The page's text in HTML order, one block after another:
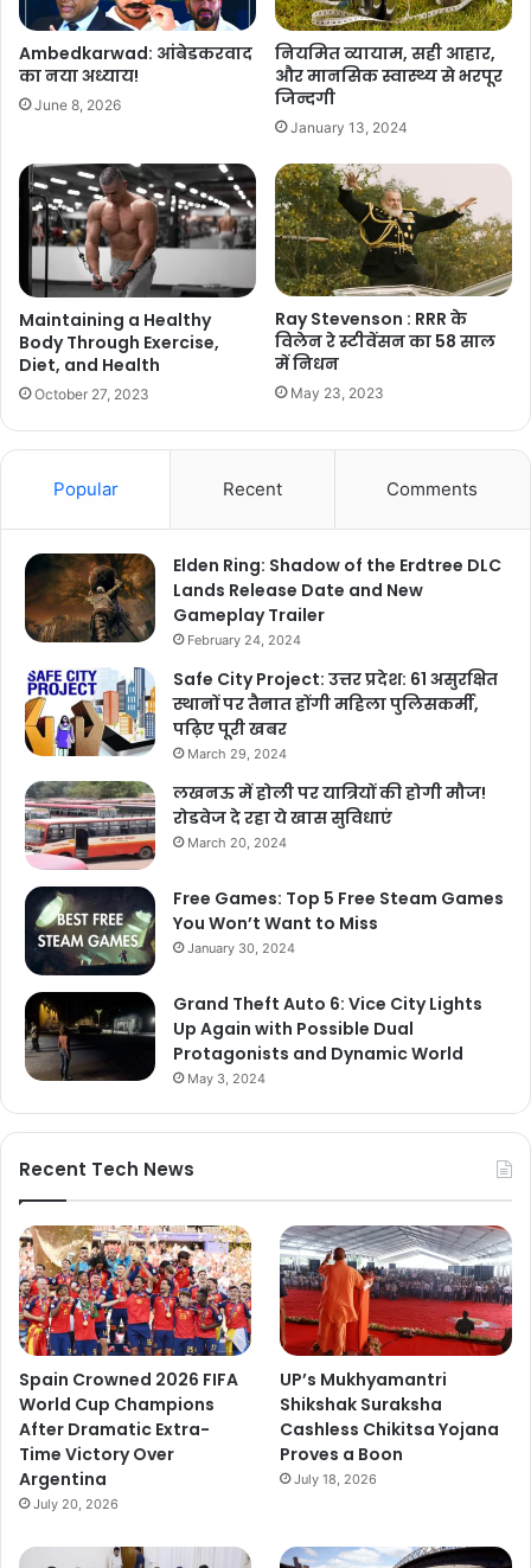
Ambedkarwad: आंबेडकरवाद
का नया अध्याय!
June 8, 2026
नियमित व्यायाम, सही आहार,
और मानसिक स्वास्थ्य से भरपूर
जिन्दगी
January 13, 2024
Maintaining a Healthy
Body Through Exercise,
Diet, and Health
October 27, 2023
Ray Stevenson : RRR के
विलेन रे स्टीवेंसन का 58 साल
में निधन
May 23, 2023
Popular Recent Comments
Elden Ring: Shadow of the Erdtree DLC
Lands Release Date and New
Gameplay Trailer
February 24, 2024
Safe City Project: उत्तर प्रदेश: 61 असुरक्षित
स्थानों पर तैनात होंगी महिला पुलिसकर्मी,
पढ़िए पूरी खबर
March 29, 2024
लखनऊ में होली पर यात्रियों की होगी मौज!
रोडवेज दे रहा ये खास सुविधाएं
March 20, 2024
Free Games: Top 5 Free Steam Games
You Won’t Want to Miss
January 30, 2024
Grand Theft Auto 6: Vice City Lights
Up Again with Possible Dual
Protagonists and Dynamic World
May 3, 2024
Recent Tech News
Spain Crowned 2026 FIFA
World Cup Champions
After Dramatic Extra-
Time Victory Over
Argentina
July 20, 2026
UP’s Mukhyamantri
Shikshak Suraksha
Cashless Chikitsa Yojana
Proves a Boon
July 18, 2026